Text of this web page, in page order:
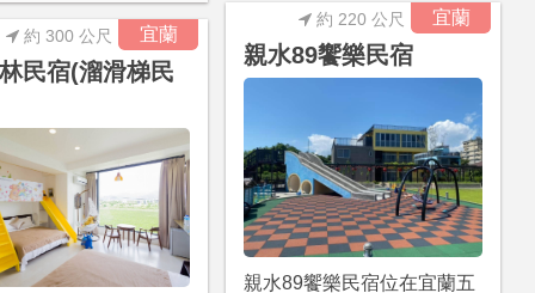
宜蘭
親水89饗樂民宿
約 220 公尺
親水89饗樂民宿位在宜蘭五
宜蘭
民宿(溜滑梯民
約 300 公尺